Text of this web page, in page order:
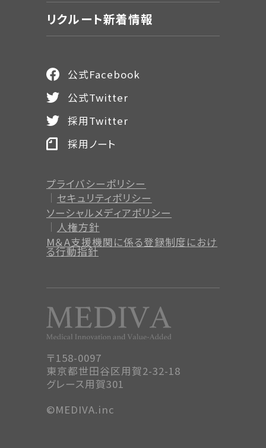
リクルート新着情報
〒158-0097
東京都世田谷区用賀2-32-18
グレース用賀301
プライバシーポリシー
セキュリティポリシー
ソーシャルメディアポリシー
人権方針
M＆A支援機関に係る登録制度におけ
る行動指針
公式Facebook
公式Twitter
採用Twitter
採用ノート
©MEDIVA.inc